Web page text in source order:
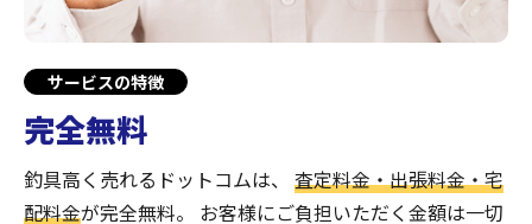
サービスの特徴
完全無料
釣具高く売れるドットコムは、 査定料金・出張料金・宅
配料金が完全無料。 お客様にご負担いただく金額は一切